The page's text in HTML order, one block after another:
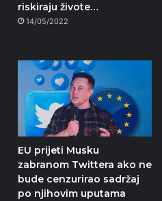
riskiraju živote…
14/05/2022
EU prijeti Musku
zabranom Twittera ako ne
bude cenzurirao sadržaj
po njihovim uputama